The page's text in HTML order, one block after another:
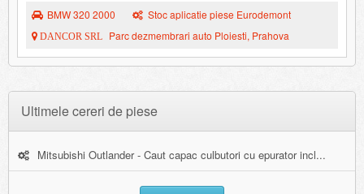
BMW 320 2000 Stoc aplicatie piese Eurodemont
DANCOR SRL Parc dezmembrari auto Ploiesti, Prahova
Ultimele cereri de piese
Mitsubishi Outlander - Caut capac culbutori cu epurator incl...